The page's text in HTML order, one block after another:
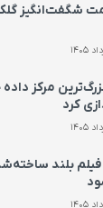
کرد
فیلم بلند